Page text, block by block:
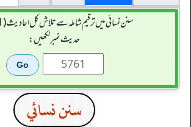
سنن نسائی میں ترقیم شاملہ سے تلاش کل احادیث (5761)
حدیث نمبر لکھیں:
سنن نسائي